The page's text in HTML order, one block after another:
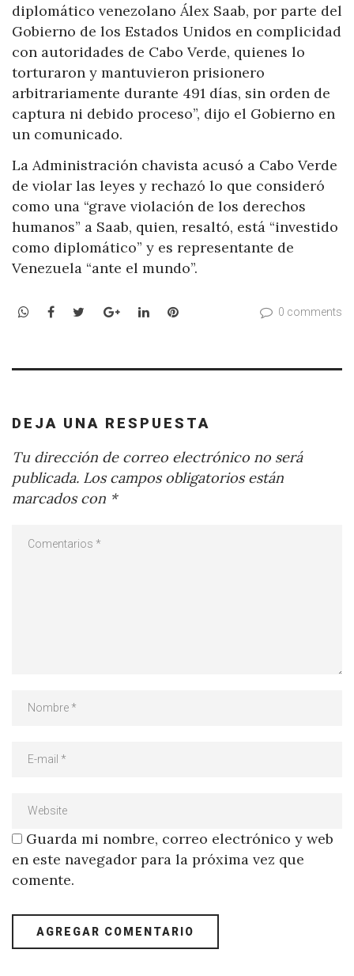
diplomático venezolano Álex Saab, por parte del
Gobierno de los Estados Unidos en complicidad
con autoridades de Cabo Verde, quienes lo
torturaron y mantuvieron prisionero
arbitrariamente durante 491 días, sin orden de
captura ni debido proceso”, dijo el Gobierno en
un comunicado.
La Administración chavista acusó a Cabo Verde
de violar las leyes y rechazó lo que consideró
como una “grave violación de los derechos
humanos” a Saab, quien, resaltó, está “investido
como diplomático” y es representante de
Venezuela “ante el mundo”.
WhatsApp
Facebook
TwitterGoogle+LinkedInPinterest 0 comments
DEJA UNA RESPUESTA
Tu dirección de correo electrónico no será
publicada. Los campos obligatorios están
marcados con *
Guarda mi nombre, correo electrónico y web
en este navegador para la próxima vez que
comente.